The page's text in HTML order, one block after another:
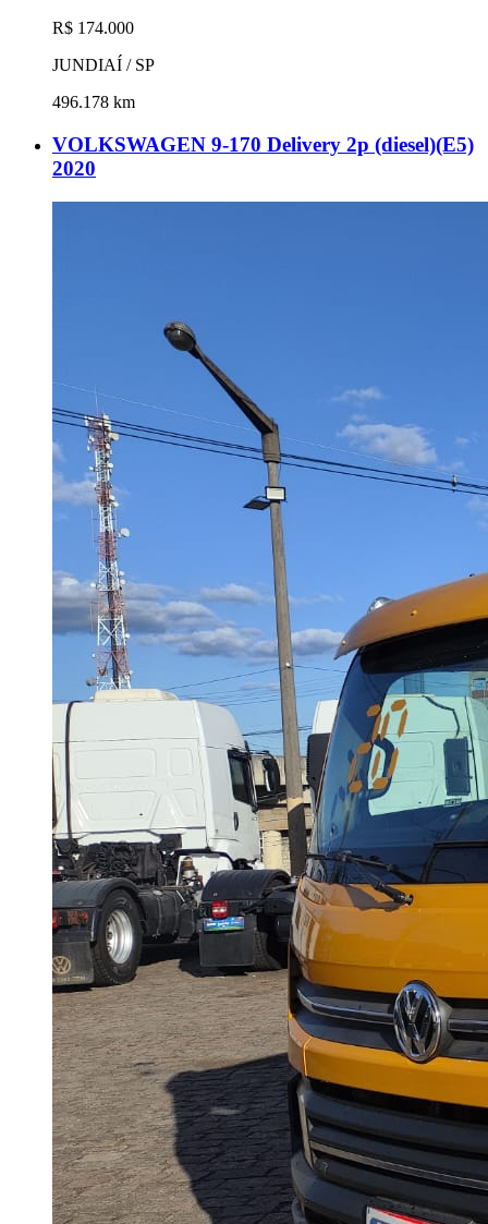
R$ 174.000
JUNDIAÍ / SP
496.178 km
VOLKSWAGEN 9-170 Delivery 2p (diesel)(E5)
2020